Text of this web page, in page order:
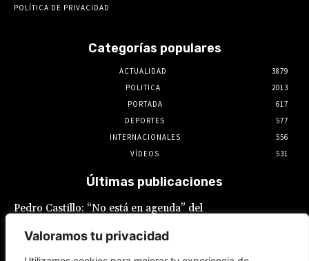
Valoramos tu privacidad
POLÍTICA DE PRIVACIDAD
Categorías populares
ACTUALIDAD
3879
POLITICA
2013
PORTADA
617
DEPORTES
577
INTERNACIONALES
556
VÍDEOS
531
Últimas publicaciones
Pedro Castillo: “No está en agenda” del
Luis Galarreta